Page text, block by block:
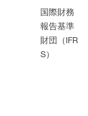
国際財務
報告基準
財団（IFR
S）